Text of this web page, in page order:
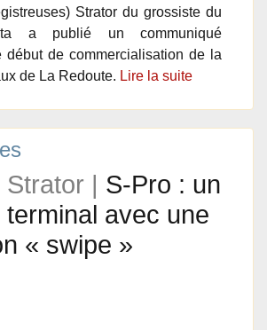
Strator du grossiste du
a publié un communiqué
début de commercialisation de la
de La Redoute. Lire la suite
| S-Pro : un
terminal avec une
« swipe »